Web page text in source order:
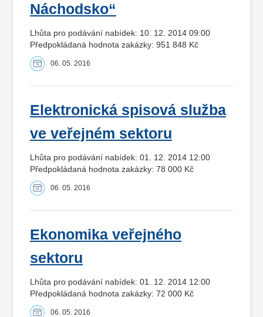
Náchodsko“
Lhůta pro podávání nabídek: 10. 12. 2014 09:00
Předpokládaná hodnota zakázky: 951 848 Kč
06. 05. 2016
Elektronická spisová služba
ve veřejném sektoru
Lhůta pro podávání nabídek: 01. 12. 2014 12:00
Předpokládaná hodnota zakázky: 78 000 Kč
06. 05. 2016
Ekonomika veřejného
sektoru
Lhůta pro podávání nabídek: 01. 12. 2014 12:00
Předpokládaná hodnota zakázky: 72 000 Kč
06. 05. 2016